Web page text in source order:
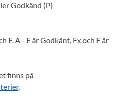
Godkänd (P)
F. A - E är Godkänt, Fx och F är
finns på
.